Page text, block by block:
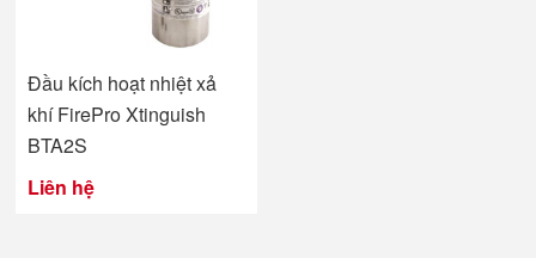
Đầu kích hoạt nhiệt xả
khí FirePro Xtinguish
BTA2S
Liên hệ